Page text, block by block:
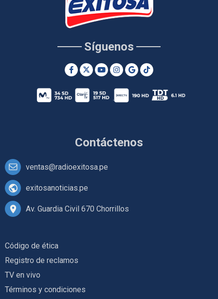
Contáctenos
ventas@radioexitosa.pe
exitosanoticias.pe
Av. Guardia Civil 670 Chorrillos
Síguenos
Código de ética
Registro de reclamos
TV en vivo
Términos y condiciones